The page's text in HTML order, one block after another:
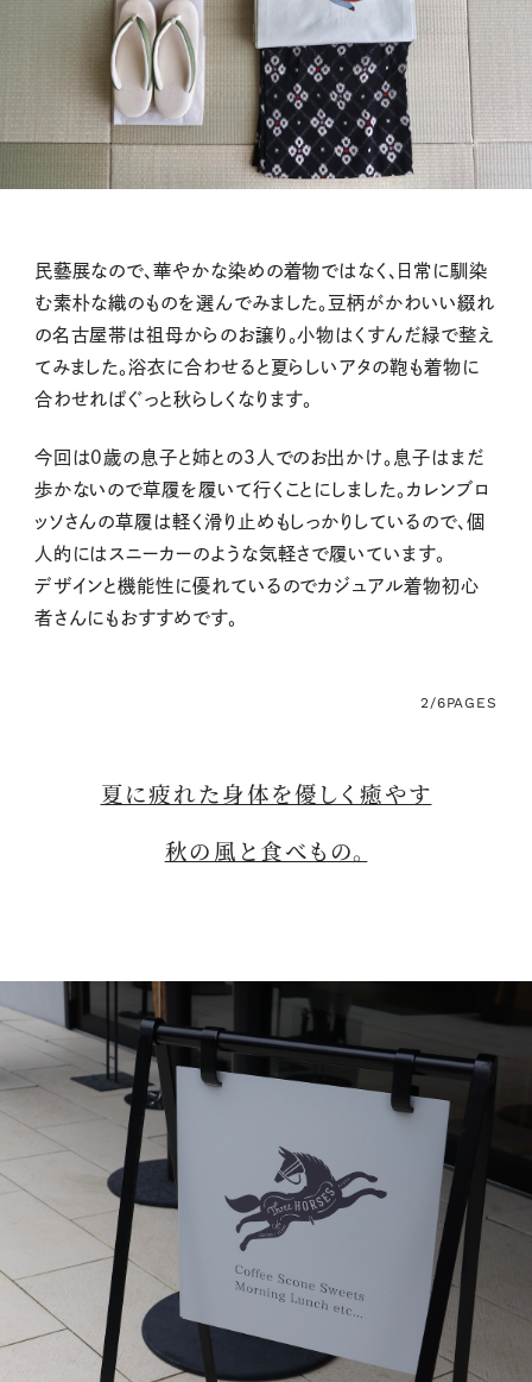
民藝展なので、華やかな染めの着物ではなく、日常に馴染
む素朴な織のものを選んでみました。豆柄がかわいい綴れ
の名古屋帯は祖母からのお譲り。小物はくすんだ緑で整え
てみました。浴衣に合わせると夏らしいアタの鞄も着物に
合わせればぐっと秋らしくなります。
今回は0歳の息子と姉との3人でのお出かけ。息子はまだ
歩かないので草履を履いて行くことにしました。 カレンブロ
ッソさんの草履は軽く滑り止めもしっかりしているので、個
人的にはスニーカーのような気軽さで履いています。
デザインと機能性に優れているのでカジュアル着物初心
者さんにもおすすめです。
2/6PAGES
夏に疲れた身体を優しく癒やす
秋の風と食べもの。